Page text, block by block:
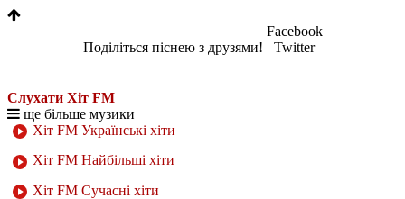
Поділіться піснею з друзями!
Facebook
Twitter
Слухати Хіт FM
ще більше музики
Хіт FM Українські хіти
Хіт FM Найбільші хіти
Хіт FM Сучасні хіти